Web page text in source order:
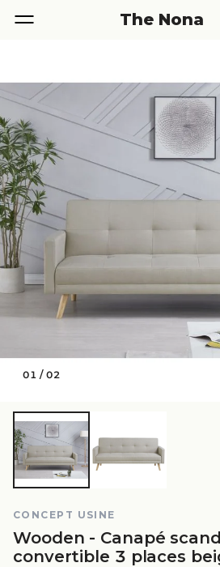
The Nona
01 /02
CONCEPT USINE
Wooden - Canapé
convertible 3 places